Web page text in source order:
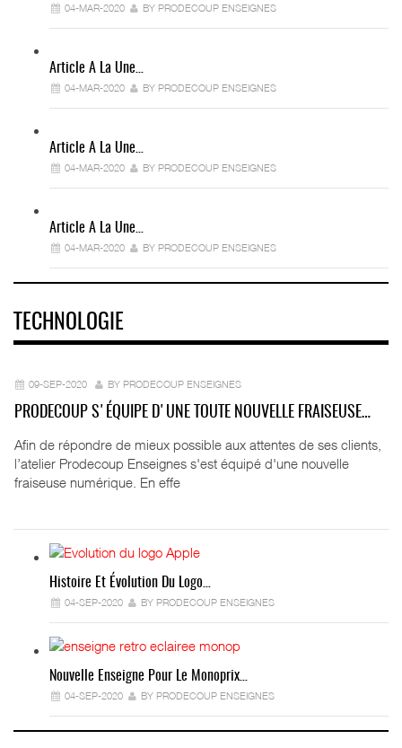
04-MAR-2020 BY PRODECOUP ENSEIGNES
Article A La Une…
04-MAR-2020 BY PRODECOUP ENSEIGNES
Article A La Une…
04-MAR-2020 BY PRODECOUP ENSEIGNES
Article A La Une…
04-MAR-2020 BY PRODECOUP ENSEIGNES
TECHNOLOGIE
09-SEP-2020 BY PRODECOUP ENSEIGNES
PRODECOUP S'ÉQUIPE D'UNE TOUTE NOUVELLE FRAISEUSE…
Afin de répondre de mieux possible aux attentes de ses clients,
l’atelier Prodecoup Enseignes s'est équipé d'une nouvelle
fraiseuse numérique. En effe
Histoire Et Évolution Du Logo…
04-SEP-2020 BY PRODECOUP ENSEIGNES
Nouvelle Enseigne Pour Le Monoprix…
04-SEP-2020 BY PRODECOUP ENSEIGNES